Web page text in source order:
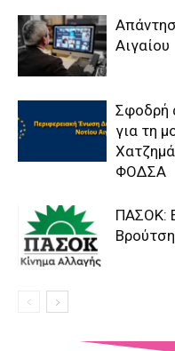
Αιγαίου
Σφοδρή
για τη
ΦΟΔΣΑ
ΠΑΣΟΚ: